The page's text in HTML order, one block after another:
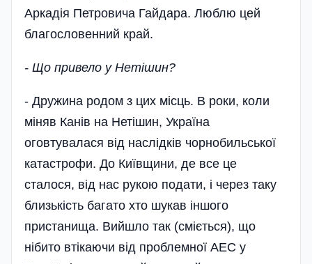
Аркадія Петровича Гайдара. Люблю цей
благословенний край.
- Що привело у Нетішин?
- Дружина родом з цих місць. В роки, коли
міняв Канів на Нетішин, Україна
оговтувалася від наслідків чорнобильської
катастрофи. До Київщини, де все це
сталося, від нас рукою подати, і через таку
близькість багато хто шукав іншого
пристанища. Вийшло так (сміється), що
нібито втікаючи від проблемної АЕС у